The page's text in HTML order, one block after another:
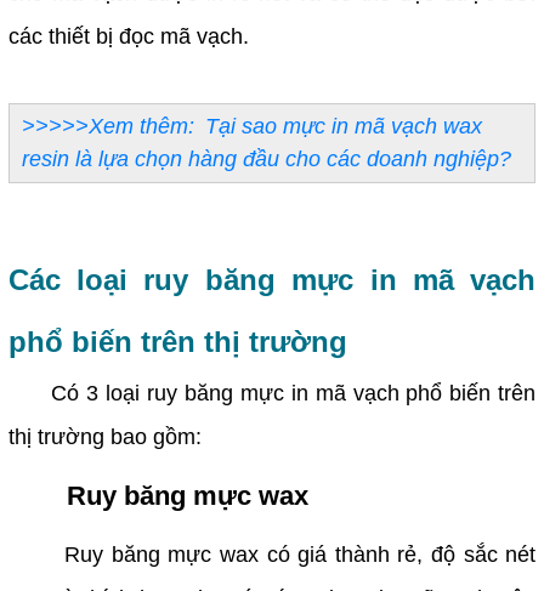
các thiết bị đọc mã vạch.
>>>>>Xem thêm: Tại sao mực in mã vạch wax
resin là lựa chọn hàng đầu cho các doanh nghiệp?
Các loại ruy băng mực in mã vạch
phổ biến trên thị trường
Có 3 loại ruy băng mực in mã vạch phổ biến trên
thị trường bao gồm:
Ruy băng mực wax
Ruy băng mực wax có giá thành rẻ, độ sắc nét